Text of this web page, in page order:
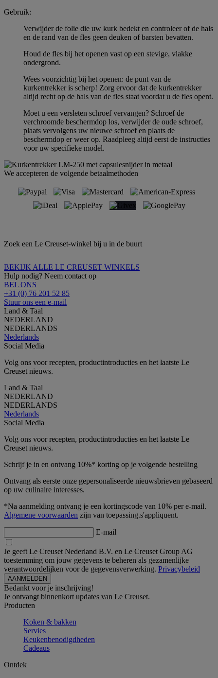
Gebruik:
Verwijder de folie die uw kurk bedekt en controleer of de hals
en de rand van de fles geen deuken of barsten bevatten.
Houd de fles bij het openen vast op een stevige, vlakke
ondergrond.
Wees voorzichtig bij het openen: de punt van de
kurkentrekker is scherp! Zorg ervoor dat de kurkentrekker
altijd recht op de hals van de fles staat voordat u de fles opent.
Moet u een versleten schroef vervangen? Schroef de
verchroomde beschermdop los, verwijder de oude schroef,
plaats vervolgens uw nieuwe schroef en plaats de
beschermdop er weer op. Raadpleeg altijd eerst de instructies
voor uw specifieke model.
We accepteren de volgende betaalmethoden
Zoek een Le Creuset-winkel bij u in de buurt
BEKIJK ALLE LE CREUSET WINKELS
Hulp nodig? Neem contact op
BEL ONS
+31 (0) 76 201 52 85
Stuur ons een e-mail
Land & Taal
NEDERLAND
NEDERLANDS
Nederlands
Social Media
Volg ons voor recepten, productintroducties en het laatste Le
Creuset nieuws.
Land & Taal
NEDERLAND
NEDERLANDS
Nederlands
Social Media
Volg ons voor recepten, productintroducties en het laatste Le
Creuset nieuws.
Schrijf je in en ontvang 10%* korting op je volgende bestelling
Ontvang als eerste onze gepersonaliseerde nieuwsbrieven gebaseerd
op uw culinaire interesses.
*Na aanmelding ontvang je een kortingscode van 10% per e-mail.
Algemene voorwaarden zijn van toepassing.s'appliquent.
E-mail
Je geeft Le Creuset Nederland B.V. en Le Creuset Group AG
toestemming om jouw gegevens te beheren als gezamenlijke
verantwoordelijken voor de gegevensverwerking. Privacybeleid
Bedankt voor je inschrijving!
Je ontvangt binnenkort updates van Le Creuset.
Producten
Koken & bakken
Servies
Keukenbenodigdheden
Cadeaus
Ontdek